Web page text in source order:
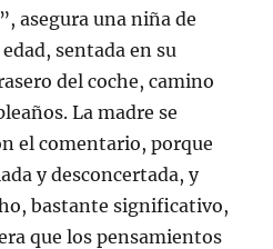
asegura una niña de
sentada en su
del coche, camino
La madre se
el comentario, porque
y desconcertada, y
bastante significativo,
que los pensamientos